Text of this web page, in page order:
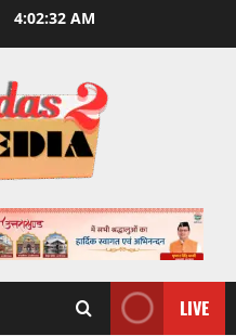
4:02:33 AM
LIVE